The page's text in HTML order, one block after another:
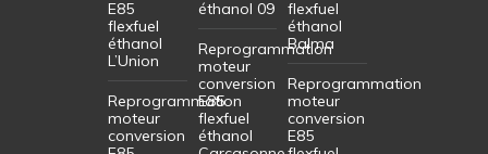
E85
flexfuel
éthanol
L’Union
Reprogrammation
moteur
conversion
éthanol 09
Reprogrammation
moteur
conversion
E85
flexfuel
éthanol
flexfuel
éthanol
Balma
Reprogrammation
moteur
conversion
E85